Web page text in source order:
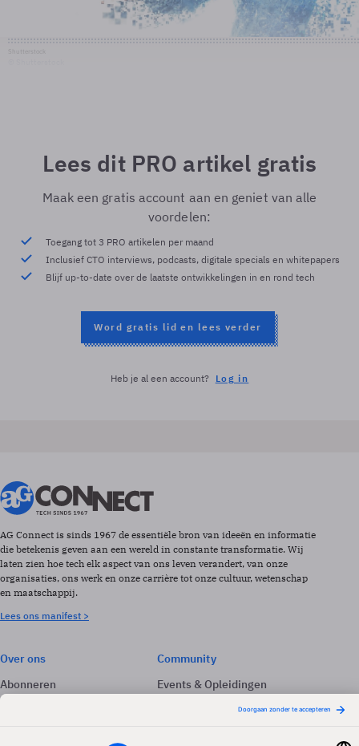
Lees dit PRO artikel gratis
Maak een gratis account aan en geniet van alle
voordelen:
Toegang tot 3 PRO artikelen per maand
Inclusief CTO interviews, podcasts, digitale specials en whitepapers
Blijf up-to-date over de laatste ontwikkelingen in en rond tech
Word gratis lid en lees verder
Heb je al een account? Log in
AG Connect is sinds 1967 de essentiële bron van ideeën en informatie
die betekenis geven aan een wereld in constante transformatie. Wij
laten zien hoe tech elk aspect van ons leven verandert, van onze
organisaties, ons werk en onze carrière tot onze cultuur, wetenschap
en maatschappij.
Lees ons manifest >
Over ons
Abonneren
Adverteren
Community
Events & Opleidingen